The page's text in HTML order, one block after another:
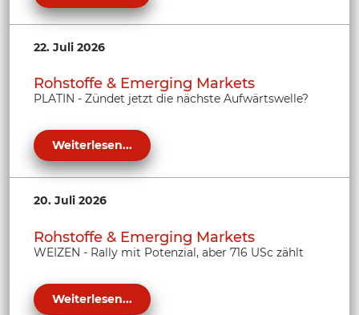
22. Juli 2026
Rohstoffe & Emerging Markets
PLATIN - Zündet jetzt die nächste Aufwärtswelle?
Weiterlesen...
20. Juli 2026
Rohstoffe & Emerging Markets
WEIZEN - Rally mit Potenzial, aber 716 USc zählt
Weiterlesen...